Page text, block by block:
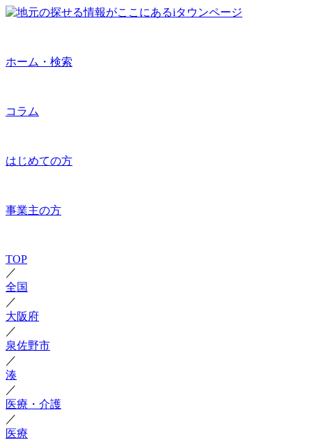
ホーム・検索
コラム
はじめての方
事業主の方
TOP
／
全国
／
大阪府
／
泉佐野市
／
湊
／
医療・介護
／
医療